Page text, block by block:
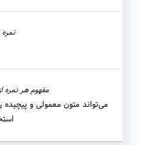
می‌تواند متون معمولی و پیچیده